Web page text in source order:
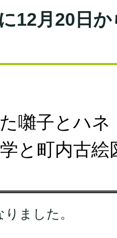
12月20日か
囃子とハネ
と町内古
ました。